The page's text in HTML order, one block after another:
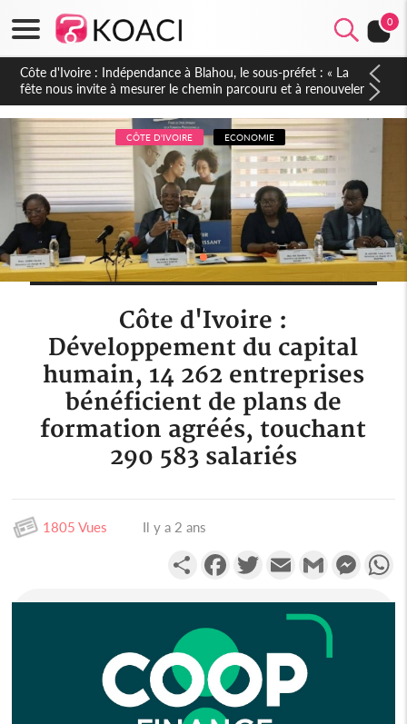
0
Côte d'Ivoire : Indépendance à Blahou, le sous-préfet : « La
fête nous invite à mesurer le chemin parcouru et à renouveler
notre engagement collectif en faveur du développement »
CÔTE D'IVOIRE ECONOMIE
Côte d'Ivoire :
Développement du capital
humain, 14 262 entreprises
bénéficient de plans de
formation agréés, touchant
290 583 salariés
1805 Vues Il y a 2 ans
PartagerFacebookTwitterEmail Gmail